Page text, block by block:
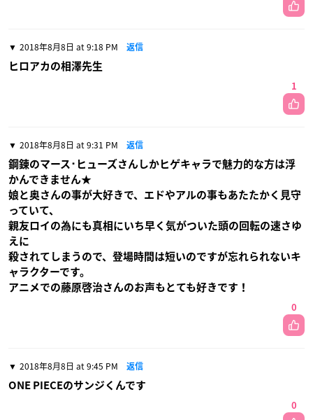
2018年8月8日 at 9:18 PM 返信
ヒロアカの相澤先生
1
2018年8月8日 at 9:31 PM 返信
鋼錬のマース･ヒューズさんしかヒゲキャラで魅力的な方は浮
かんできません★
娘と奥さんの事が大好きで、エドやアルの事もあたたかく見守
っていて、
親友ロイの為にも真相にいち早く気がついた頭の回転の速さゆ
えに
殺されてしまうので、登場時間は短いのですが忘れられないキ
ャラクターです。
アニメでの藤原啓治さんのお声もとても好きです！
0
2018年8月8日 at 9:45 PM 返信
ONE PIECEのサンジくんです
0